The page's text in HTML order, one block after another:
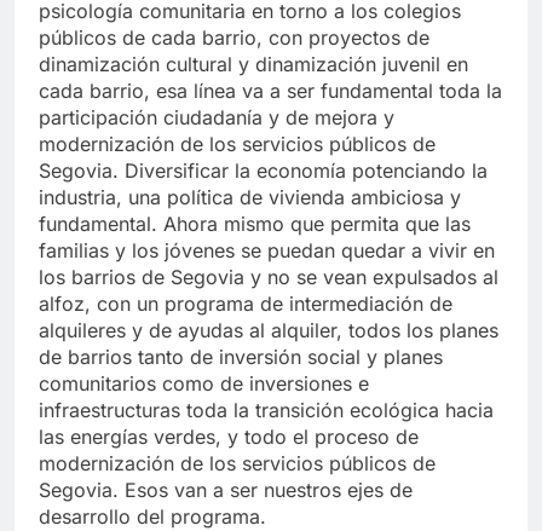
psicología comunitaria en torno a los colegios
públicos de cada barrio, con proyectos de
dinamización cultural y dinamización juvenil en
cada barrio, esa línea va a ser fundamental toda la
participación ciudadanía y de mejora y
modernización de los servicios públicos de
Segovia. Diversificar la economía potenciando la
industria, una política de vivienda ambiciosa y
fundamental. Ahora mismo que permita que las
familias y los jóvenes se puedan quedar a vivir en
los barrios de Segovia y no se vean expulsados al
alfoz, con un programa de intermediación de
alquileres y de ayudas al alquiler, todos los planes
de barrios tanto de inversión social y planes
comunitarios como de inversiones e
infraestructuras toda la transición ecológica hacia
las energías verdes, y todo el proceso de
modernización de los servicios públicos de
Segovia. Esos van a ser nuestros ejes de
desarrollo del programa.